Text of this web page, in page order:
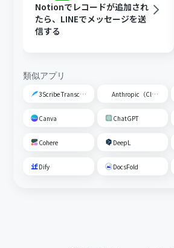
Notionでレコードが追加され
たら、LINEでメッセージを送
信する
類似アプリ
3Scribe Transcription Anthropic（Claude）
Canva ChatGPT
Cohere DeepL
Dify DocsFold